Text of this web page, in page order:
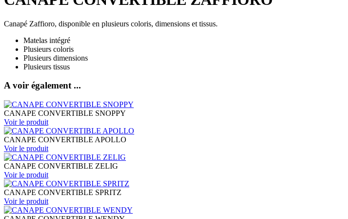
Canapé Zaffioro, disponible en plusieurs coloris, dimensions et tissus.
Matelas intégré
Plusieurs coloris
Plusieurs dimensions
Plusieurs tissus
A voir également ...
CANAPE CONVERTIBLE SNOPPY
Voir le produit
CANAPE CONVERTIBLE APOLLO
Voir le produit
CANAPE CONVERTIBLE ZELIG
Voir le produit
CANAPE CONVERTIBLE SPRITZ
Voir le produit